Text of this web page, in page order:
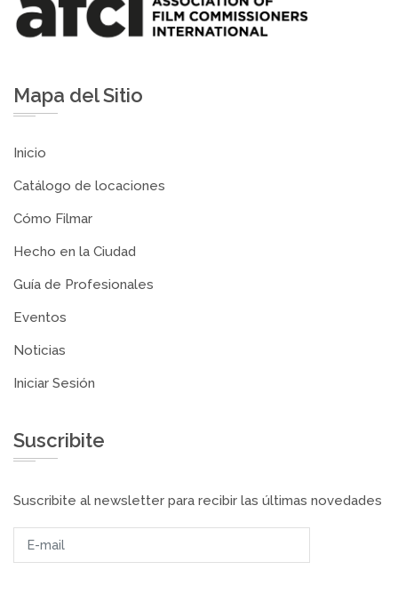
Mapa del Sitio
Inicio
Catálogo de locaciones
Cómo Filmar
Hecho en la Ciudad
Guía de Profesionales
Eventos
Noticias
Iniciar Sesión
Suscribite
Suscribite al newsletter para recibir las últimas novedades